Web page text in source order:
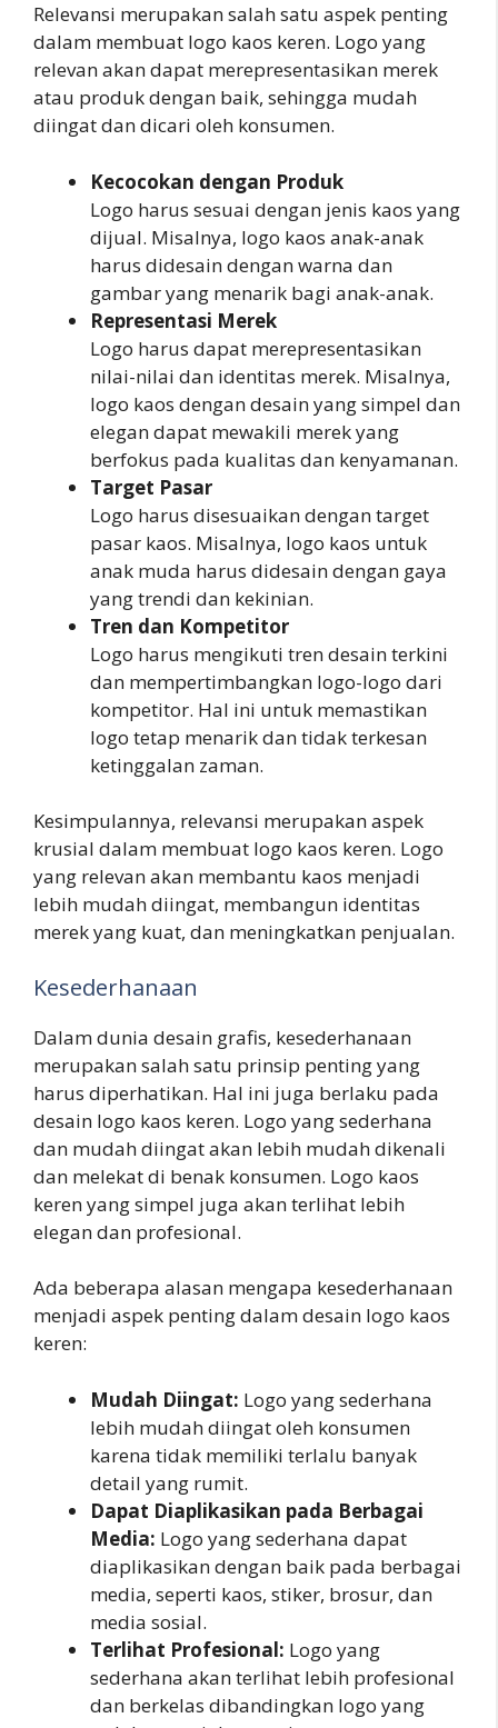
Relevansi merupakan salah satu aspek penting
dalam membuat logo kaos keren. Logo yang
relevan akan dapat merepresentasikan merek
atau produk dengan baik, sehingga mudah
diingat dan dicari oleh konsumen.
Kecocokan dengan Produk
Logo harus sesuai dengan jenis kaos yang
dijual. Misalnya, logo kaos anak-anak
harus didesain dengan warna dan
gambar yang menarik bagi anak-anak.
Representasi Merek
Logo harus dapat merepresentasikan
nilai-nilai dan identitas merek. Misalnya,
logo kaos dengan desain yang simpel dan
elegan dapat mewakili merek yang
berfokus pada kualitas dan kenyamanan.
Target Pasar
Logo harus disesuaikan dengan target
pasar kaos. Misalnya, logo kaos untuk
anak muda harus didesain dengan gaya
yang trendi dan kekinian.
Tren dan Kompetitor
Logo harus mengikuti tren desain terkini
dan mempertimbangkan logo-logo dari
kompetitor. Hal ini untuk memastikan
logo tetap menarik dan tidak terkesan
ketinggalan zaman.
Kesimpulannya, relevansi merupakan aspek
krusial dalam membuat logo kaos keren. Logo
yang relevan akan membantu kaos menjadi
lebih mudah diingat, membangun identitas
merek yang kuat, dan meningkatkan penjualan.
Kesederhanaan
Dalam dunia desain grafis, kesederhanaan
merupakan salah satu prinsip penting yang
harus diperhatikan. Hal ini juga berlaku pada
desain logo kaos keren. Logo yang sederhana
dan mudah diingat akan lebih mudah dikenali
dan melekat di benak konsumen. Logo kaos
keren yang simpel juga akan terlihat lebih
elegan dan profesional.
Ada beberapa alasan mengapa kesederhanaan
menjadi aspek penting dalam desain logo kaos
keren:
Mudah Diingat: Logo yang sederhana
lebih mudah diingat oleh konsumen
karena tidak memiliki terlalu banyak
detail yang rumit.
Dapat Diaplikasikan pada Berbagai
Media: Logo yang sederhana dapat
diaplikasikan dengan baik pada berbagai
media, seperti kaos, stiker, brosur, dan
media sosial.
Terlihat Profesional: Logo yang
sederhana akan terlihat lebih profesional
dan berkelas dibandingkan logo yang